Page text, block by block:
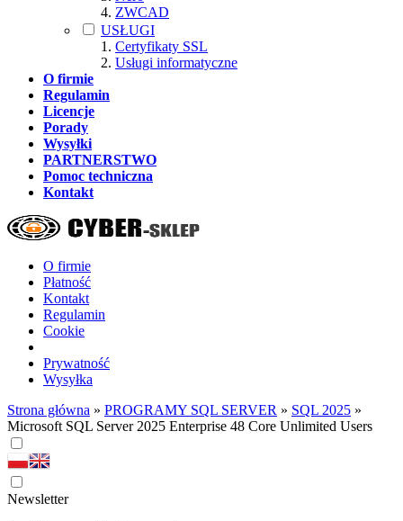
ZWCAD
USŁUGI
Certyfikaty SSL
Usługi informatyczne
O firmie
Regulamin
Licencje
Porady
Wysyłki
PARTNERSTWO
Pomoc techniczna
Kontakt
O firmie
Płatność
Kontakt
Regulamin
Cookie
Prywatność
Wysyłka
Strona główna » PROGRAMY SQL SERVER » SQL 2025 »
Microsoft SQL Server 2025 Enterprise 48 Core Unlimited Users
Newsletter